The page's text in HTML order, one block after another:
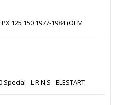
125 150 1977-1984 (OEM
- L R N S - ELESTART